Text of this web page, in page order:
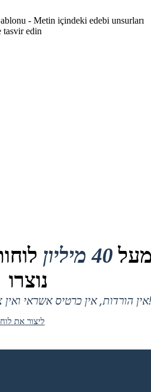
- Metin içindeki edebi unsurları
tasvir edin
40 מיליון
נוצרו
אין הורדות, אין כרטיס אשראי ואין צורך בכניסה כדי לנסות!
ליצור את